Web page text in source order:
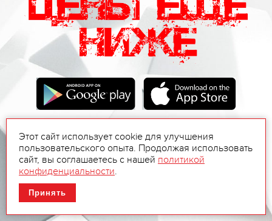
Этот сайт использует cookie для улучшения
пользовательского опыта. Продолжая использовать
сайт, вы соглашаетесь с нашей политикой
конфиденциальности.
Принять